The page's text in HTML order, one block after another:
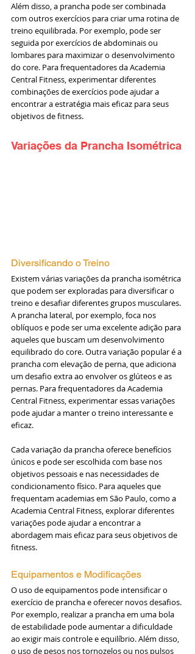
Além disso, a prancha pode ser combinada
com outros exercícios para criar uma rotina de
treino equilibrada. Por exemplo, pode ser
seguida por exercícios de abdominais ou
lombares para maximizar o desenvolvimento
do core. Para frequentadores da Academia
Central Fitness, experimentar diferentes
combinações de exercícios pode ajudar a
encontrar a estratégia mais eficaz para seus
objetivos de fitness.
Variações da Prancha Isométrica
Diversificando o Treino
Existem várias variações da prancha isométrica
que podem ser exploradas para diversificar o
treino e desafiar diferentes grupos musculares.
A prancha lateral, por exemplo, foca nos
oblíquos e pode ser uma excelente adição para
aqueles que buscam um desenvolvimento
equilibrado do core. Outra variação popular é a
prancha com elevação de perna, que adiciona
um desafio extra ao envolver os glúteos e as
pernas. Para frequentadores da Academia
Central Fitness, experimentar essas variações
pode ajudar a manter o treino interessante e
eficaz.
Cada variação da prancha oferece benefícios
únicos e pode ser escolhida com base nos
objetivos pessoais e nas necessidades de
condicionamento físico. Para aqueles que
frequentam academias em São Paulo, como a
Academia Central Fitness, explorar diferentes
variações pode ajudar a encontrar a
abordagem mais eficaz para seus objetivos de
fitness.
Equipamentos e Modificações
O uso de equipamentos pode intensificar o
exercício de prancha e oferecer novos desafios.
Por exemplo, realizar a prancha em uma bola
de estabilidade pode aumentar a dificuldade
ao exigir mais controle e equilíbrio. Além disso,
o uso de pesos nos tornozelos ou nos pulsos